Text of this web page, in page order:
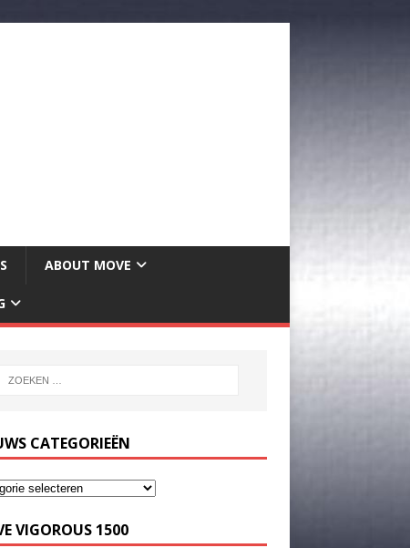
ABOUT MOVE
CATEGORIEËN
VIGOROUS 1500